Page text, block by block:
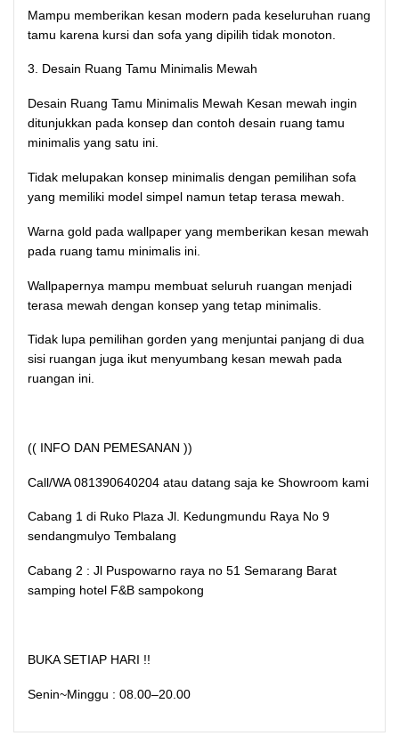
Mampu memberikan kesan modern pada keseluruhan ruang
tamu karena kursi dan sofa yang dipilih tidak monoton.
3. Desain Ruang Tamu Minimalis Mewah
Desain Ruang Tamu Minimalis Mewah Kesan mewah ingin
ditunjukkan pada konsep dan contoh desain ruang tamu
minimalis yang satu ini.
Tidak melupakan konsep minimalis dengan pemilihan sofa
yang memiliki model simpel namun tetap terasa mewah.
Warna gold pada wallpaper yang memberikan kesan mewah
pada ruang tamu minimalis ini.
Wallpapernya mampu membuat seluruh ruangan menjadi
terasa mewah dengan konsep yang tetap minimalis.
Tidak lupa pemilihan gorden yang menjuntai panjang di dua
sisi ruangan juga ikut menyumbang kesan mewah pada
ruangan ini.
(( INFO DAN PEMESANAN ))
Call/WA 081390640204 atau datang saja ke Showroom kami
Cabang 1 di Ruko Plaza Jl. Kedungmundu Raya No 9
sendangmulyo Tembalang
Cabang 2 : Jl Puspowarno raya no 51 Semarang Barat
samping hotel F&B sampokong
BUKA SETIAP HARI !!
Senin~Minggu : 08.00–20.00